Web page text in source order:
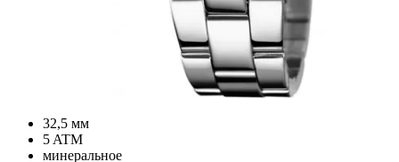
32,5 мм
5 ATM
минеральное